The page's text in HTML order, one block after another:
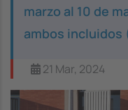
marzo al 10 de
ambos incluidos
21 Mar, 2024
Image